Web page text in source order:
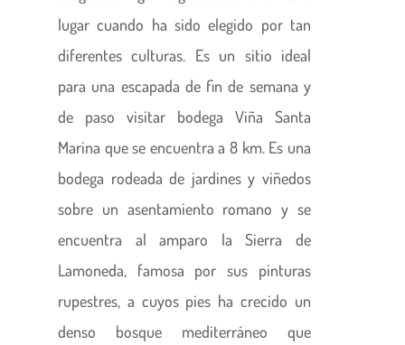
lugar cuando ha sido elegido por tan
diferentes culturas. Es un sitio ideal
para una escapada de fin de semana y
de paso visitar bodega Viña Santa
Marina que se encuentra a 8 km. Es una
bodega rodeada de jardines y viñedos
sobre un asentamiento romano y se
encuentra al amparo la Sierra de
Lamoneda, famosa por sus pinturas
rupestres, a cuyos pies ha crecido un
denso bosque mediterráneo que